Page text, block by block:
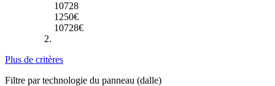
10728
1250€
10728€
Plus de critères
Filtre par technologie du panneau (dalle)